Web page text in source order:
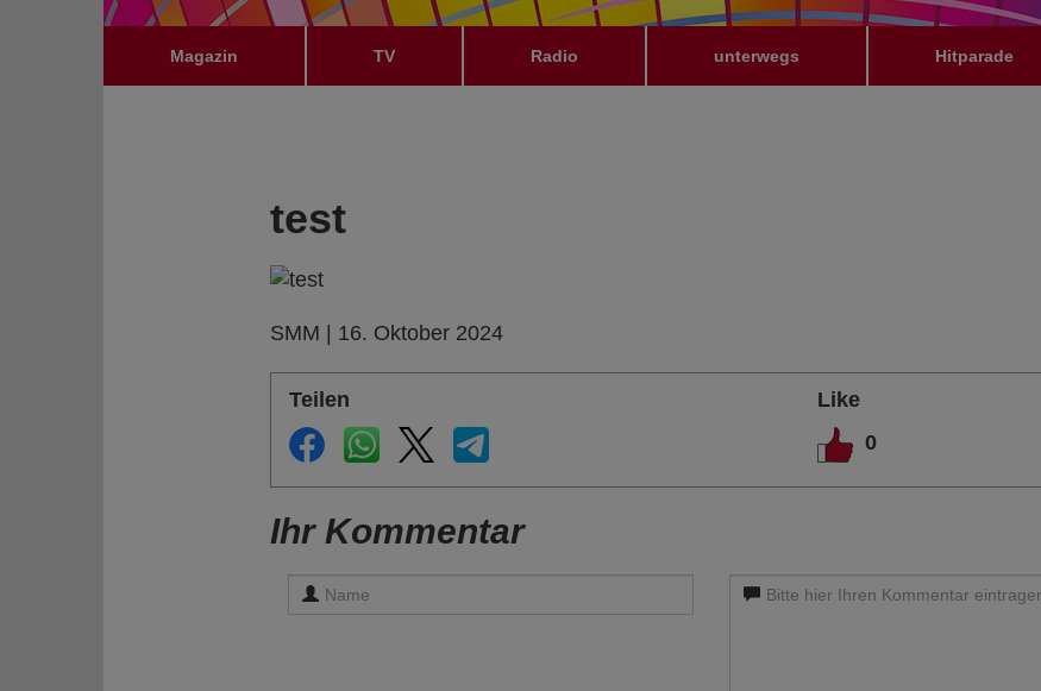
Magazin TV Radio unterwegs Hitparade
test
SMM | 16. Oktober 2024
Teilen
Like
0
Ihr Kommentar